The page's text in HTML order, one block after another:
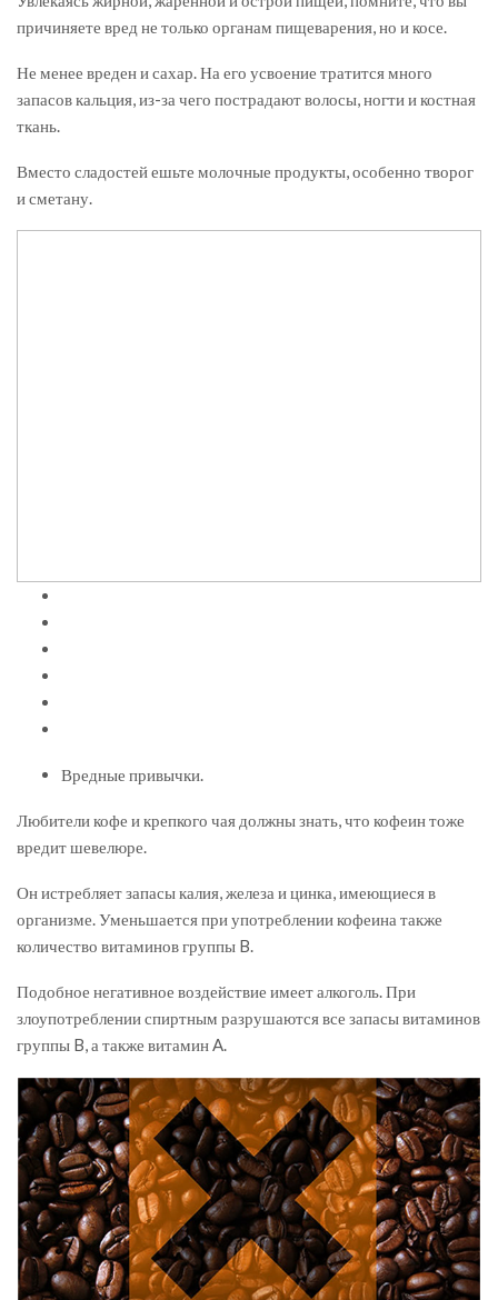
причиняете вред не только органам пищеварения, но и косе.
Не менее вреден и сахар. На его усвоение тратится много
запасов кальция, из-за чего пострадают волосы, ногти и костная
ткань.
Вместо сладостей ешьте молочные продукты, особенно творог
и сметану.
Вредные привычки.
Любители кофе и крепкого чая должны знать, что кофеин тоже
вредит шевелюре.
Он истребляет запасы калия, железа и цинка, имеющиеся в
организме. Уменьшается при употреблении кофеина также
количество витаминов группы B.
Подобное негативное воздействие имеет алкоголь. При
злоупотреблении спиртным разрушаются все запасы витаминов
группы B, а также витамин A.